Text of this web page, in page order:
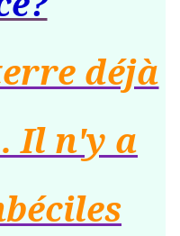
déjà
Il n'y a